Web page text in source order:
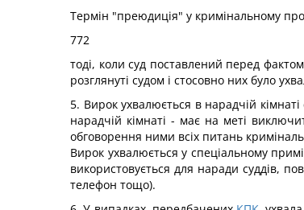
Термін "преюдиція" у кримінальному
772
тоді, коли суд поставлений перед
розглянуті судом і стосовно них було
5. Вирок ухвалюється в нарадчій
нарадчій кімнаті - має на меті
обговорення ними всіх питань
Вирок ухвалюється у спеціальному
використовується для наради суддів,
телефон тощо).